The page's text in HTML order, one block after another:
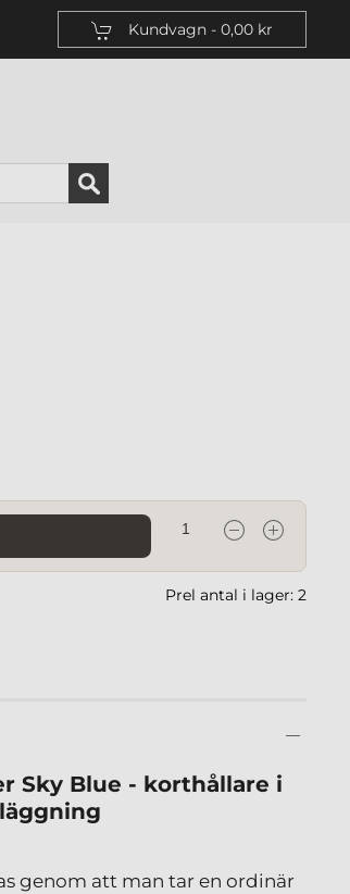
Kundvagn - 0,00 kr
Prel antal i lager: 2
Sky Blue - korthållare i
genom att man tar en ordinär